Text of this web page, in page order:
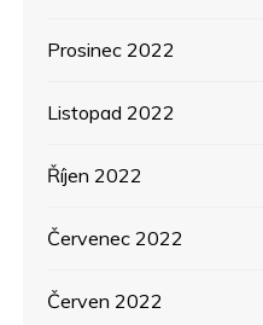
Prosinec 2022
Listopad 2022
Říjen 2022
Červenec 2022
Červen 2022